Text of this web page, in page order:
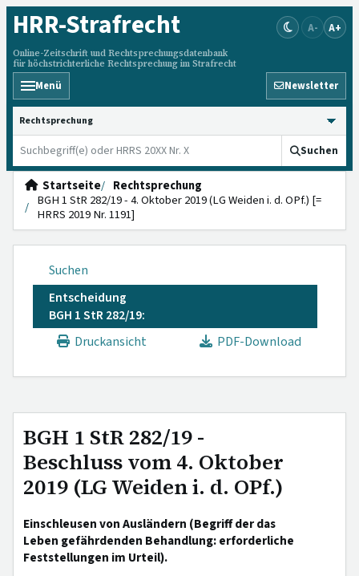
HRR-Strafrecht
Online-Zeitschrift und Rechtsprechungsdatenbank
für höchstrichterliche Rechtsprechung im Strafrecht
A- A+
Menü Newsletter
HRRS durchsuchen
Suchen
Startseite
Rechtsprechung
BGH 1 StR 282/19 - 4. Oktober 2019 (LG Weiden i. d. OPf.) [=
HRRS 2019 Nr. 1191]
Suchen
Entscheidung
BGH 1 StR 282/19:
Druckansicht
PDF-Download
BGH 1 StR 282/19 -
Beschluss vom 4. Oktober
2019 (LG Weiden i. d. OPf.)
Einschleusen von Ausländern (Begriff der das
Leben gefährdenden Behandlung: erforderliche
Feststellungen im Urteil).